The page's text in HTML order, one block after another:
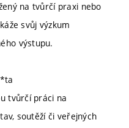
na tvůrčí praxi nebo
svůj výzkum
výstupu.
tvůrčí práci na
soutěží či veřejných